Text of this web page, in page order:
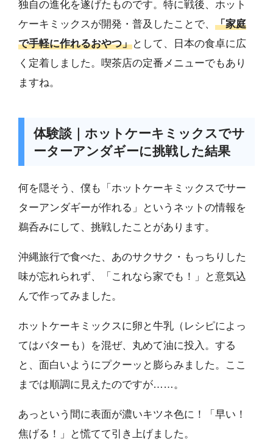
独自の進化を遂げたものです。特に戦後、ホット
ケーキミックスが開発・普及したことで、 「家庭
で手軽に作れるおやつ」として、日本の食卓に広
く定着しました。喫茶店の定番メニューでもあり
ますね。
体験談｜ホットケーキミックスでサ
ーターアンダギーに挑戦した結果
何を隠そう、僕も「ホットケーキミックスでサー
ターアンダギーが作れる」というネットの情報を
鵜呑みにして、挑戦したことがあります。
沖縄旅行で食べた、あのサクサク・もっちりした
味が忘れられず、「これなら家でも！」と意気込
んで作ってみました。
ホットケーキミックスに卵と牛乳（レシピによっ
てはバターも）を混ぜ、丸めて油に投入。する
と、面白いようにプクーッと膨らみました。ここ
までは順調に見えたのですが……。
あっという間に表面が濃いキツネ色に！「早い！
焦げる！」と慌てて引き上げました。